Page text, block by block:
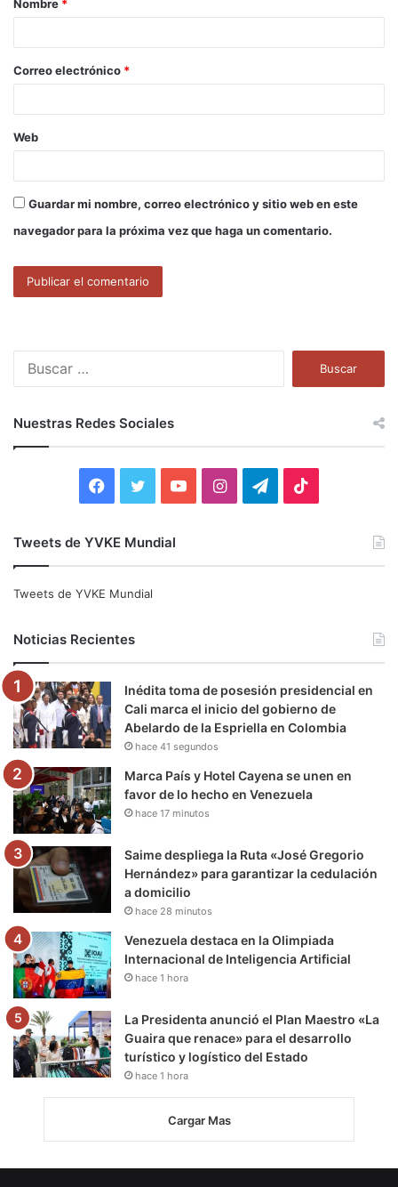
r
*
Nombre *
Correo electrónico *
Web
Guardar mi nombre, correo electrónico y sitio web en este
navegador para la próxima vez que haga un comentario.
:
Nuestras Redes Sociales
e
o
k
t
e
r
b
e
I
g
r
a
m
r
a
m
k
Tweets de YVKE Mundial
Tweets de YVKE Mundial
Noticias Recientes
Inédita toma de posesión presidencial en
Cali marca el inicio del gobierno de
Abelardo de la Espriella en Colombia
hace 41 segundos
Marca País y Hotel Cayena se unen en
favor de lo hecho en Venezuela
hace 17 minutos
Saime despliega la Ruta «José Gregorio
Hernández» para garantizar la cedulación
a domicilio
hace 28 minutos
Venezuela destaca en la Olimpiada
Internacional de Inteligencia Artificial
hace 1 hora
La Presidenta anunció el Plan Maestro «La
Guaira que renace» para el desarrollo
turístico y logístico del Estado
hace 1 hora
Cargar Mas